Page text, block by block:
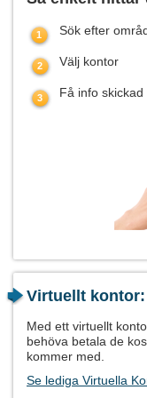
Sök efter
Välj kontor
Få info
Virtuellt kontor:
Med ett virtuellt
behöva betala de
kommer med.
Se lediga Virtuella